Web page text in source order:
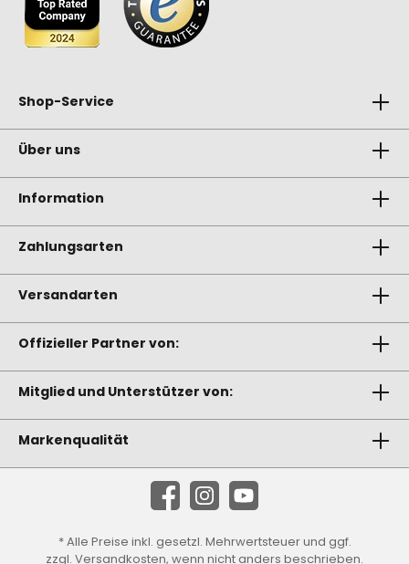
Shop-Service
Über uns
Information
Zahlungsarten
Versandarten
Offizieller Partner von:
Mitglied und Unterstützer von:
Markenqualität
* Alle Preise inkl. gesetzl. Mehrwertsteuer und ggf.
zzgl. Versandkosten, wenn nicht anders beschrieben.